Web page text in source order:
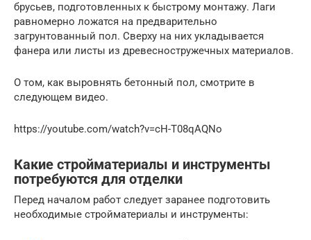
брусьев, подготовленных к быстрому монтажу. Лаги
равномерно ложатся на предварительно
загрунтованный пол. Сверху на них укладывается
фанера или листы из древесностружечных материалов.
О том, как выровнять бетонный пол, смотрите в
следующем видео.
https://youtube.com/watch?v=cH-T08qAQNo
Какие стройматериалы и инструменты
потребуются для отделки
Перед началом работ следует заранее подготовить
необходимые стройматериалы и инструменты: